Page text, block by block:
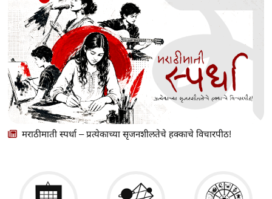
मराठीमाती स्पर्धा – प्रत्येकाच्या सृजनशीलतेचे हक्काचे विचारपीठ!